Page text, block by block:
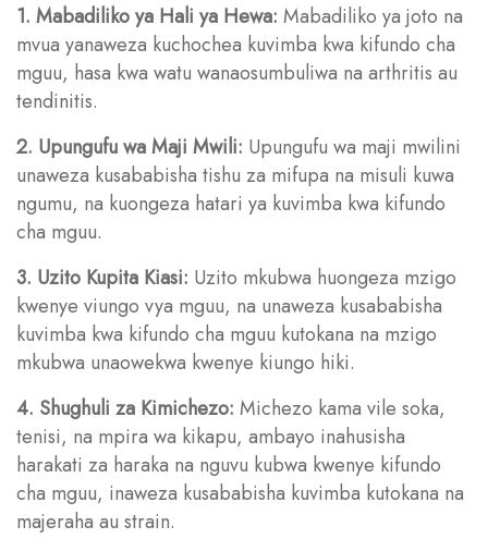
1. Mabadiliko ya Hali ya Hewa: Mabadiliko ya joto na
mvua yanaweza kuchochea kuvimba kwa kifundo cha
mguu, hasa kwa watu wanaosumbuliwa na arthritis au
tendinitis.
2. Upungufu wa Maji Mwili: Upungufu wa maji mwilini
unaweza kusababisha tishu za mifupa na misuli kuwa
ngumu, na kuongeza hatari ya kuvimba kwa kifundo
cha mguu.
3. Uzito Kupita Kiasi: Uzito mkubwa huongeza mzigo
kwenye viungo vya mguu, na unaweza kusababisha
kuvimba kwa kifundo cha mguu kutokana na mzigo
mkubwa unaowekwa kwenye kiungo hiki.
4. Shughuli za Kimichezo: Michezo kama vile soka,
tenisi, na mpira wa kikapu, ambayo inahusisha
harakati za haraka na nguvu kubwa kwenye kifundo
cha mguu, inaweza kusababisha kuvimba kutokana na
majeraha au strain.